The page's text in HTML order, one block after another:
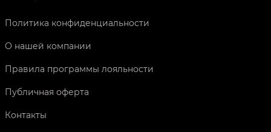
Политика конфиденциальности
О нашей компании
Правила программы лояльности
Публичная оферта
Контакты